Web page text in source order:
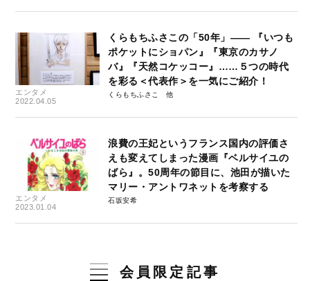
エンタメ
2022.04.05
くらもちふさこの「50年」—— 『いつも
ポケットにショパン』『東京のカサノ
バ』『天然コケッコー』……５つの時代
を彩る＜代表作＞を一気にご紹介！
くらもちふさこ
エンタメ
2023.01.04
浪費の王妃というフランス国内の評価さ
えも変えてしまった漫画『ベルサイユの
ばら』。50周年の節目に、池田が描いた
マリー・アントワネットを考察する
石坂安希
会員限定記事